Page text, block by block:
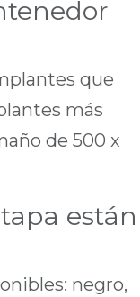
que
más
de 500 x
están
negro,